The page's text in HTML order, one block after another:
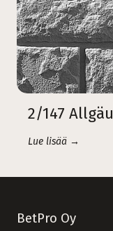
2/147 Allgäu
Lue lisää →
BetPro Oy